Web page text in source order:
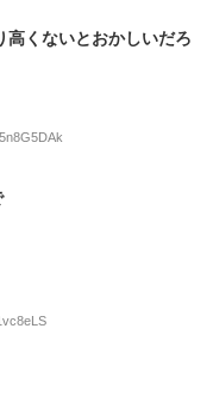
高くないとおかしいだろ